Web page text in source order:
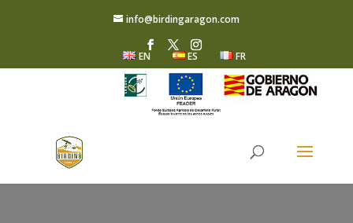
info@birdingaragon.com
EN ES FR